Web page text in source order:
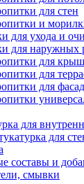
для стен
и
для ухода и
для наружных
для
для
для
для
для
составы и
смывки